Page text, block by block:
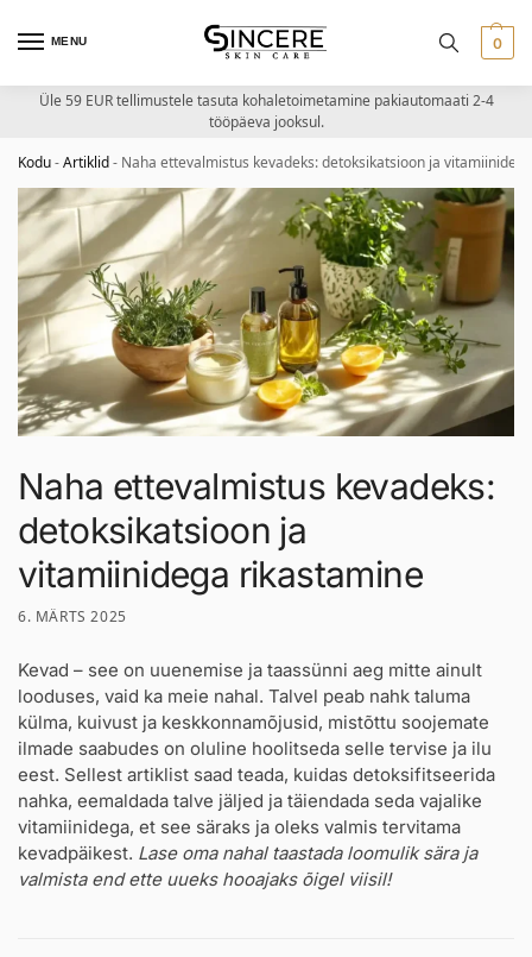
MENU 0
Üle 59 EUR tellimustele tasuta kohaletoimetamine pakiautomaati 2-4
tööpäeva jooksul.
Kodu-Artiklid- Naha ettevalmistus kevadeks: detoksikatsioon ja
Naha ettevalmistus kevadeks:
detoksikatsioon ja
vitamiinidega rikastamine
6. MÄRTS 2025
Kevad – see on uuenemise ja taassünni aeg mitte ainult
looduses, vaid ka meie nahal. Talvel peab nahk taluma
külma, kuivust ja keskkonnamõjusid, mistõttu soojemate
ilmade saabudes on oluline hoolitseda selle tervise ja ilu
eest. Sellest artiklist saad teada, kuidas detoksifitseerida
nahka, eemaldada talve jäljed ja täiendada seda vajalike
vitamiinidega, et see säraks ja oleks valmis tervitama
kevadpäikest. Lase oma nahal taastada loomulik sära ja
valmista end ette uueks hooajaks õigel viisil!